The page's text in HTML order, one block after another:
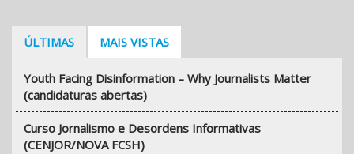
ÚLTIMAS MAIS VISTAS
Youth Facing Disinformation – Why Journalists Matter
(candidaturas abertas)
Curso Jornalismo e Desordens Informativas
(CENJOR/NOVA FCSH)